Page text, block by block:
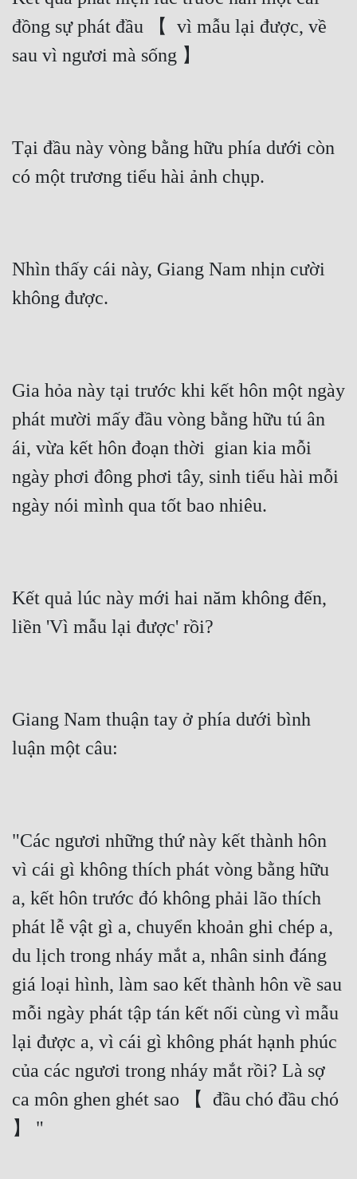
đồng sự phát đầu 【  vì mẫu lại được, về
sau vì ngươi mà sống 】
Tại đầu này vòng bằng hữu phía dưới còn
có một trương tiểu hài ảnh chụp.
Nhìn thấy cái này, Giang Nam nhịn cười
không được.
Gia hỏa này tại trước khi kết hôn một ngày
phát mười mấy đầu vòng bằng hữu tú ân
ái, vừa kết hôn đoạn thời  gian kia mỗi
ngày phơi đông phơi tây, sinh tiểu hài mỗi
ngày nói mình qua tốt bao nhiêu.
Kết quả lúc này mới hai năm không đến,
liền 'Vì mẫu lại được' rồi?
Giang Nam thuận tay ở phía dưới bình
luận một câu:
"Các ngươi những thứ này kết thành hôn
vì cái gì không thích phát vòng bằng hữu
a, kết hôn trước đó không phải lão thích
phát lễ vật gì a, chuyển khoản ghi chép a,
du lịch trong nháy mắt a, nhân sinh đáng
giá loại hình, làm sao kết thành hôn về sau
mỗi ngày phát tập tán kết nối cùng vì mẫu
lại được a, vì cái gì không phát hạnh phúc
của các ngươi trong nháy mắt rồi? Là sợ
ca môn ghen ghét sao 【  đầu chó đầu chó
】 "